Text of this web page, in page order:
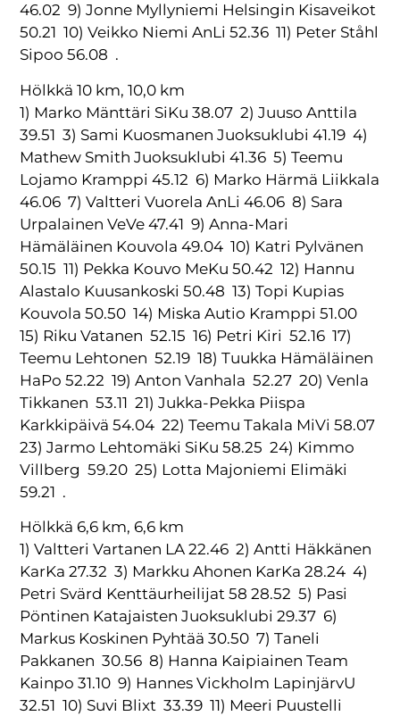
46.02 9) Jonne Myllyniemi Helsingin Kisaveikot
50.21 10) Veikko Niemi AnLi 52.36 11) Peter Ståhl
Sipoo 56.08 .
Hölkkä 10 km, 10,0 km
1) Marko Mänttäri SiKu 38.07 2) Juuso Anttila
39.51 3) Sami Kuosmanen Juoksuklubi 41.19 4)
Mathew Smith Juoksuklubi 41.36 5) Teemu
Lojamo Kramppi 45.12 6) Marko Härmä Liikkala
46.06 7) Valtteri Vuorela AnLi 46.06 8) Sara
Urpalainen VeVe 47.41 9) Anna-Mari
Hämäläinen Kouvola 49.04 10) Katri Pylvänen
50.15 11) Pekka Kouvo MeKu 50.42 12) Hannu
Alastalo Kuusankoski 50.48 13) Topi Kupias
Kouvola 50.50 14) Miska Autio Kramppi 51.00
15) Riku Vatanen 52.15 16) Petri Kiri 52.16 17)
Teemu Lehtonen 52.19 18) Tuukka Hämäläinen
HaPo 52.22 19) Anton Vanhala 52.27 20) Venla
Tikkanen 53.11 21) Jukka-Pekka Piispa
Karkkipäivä 54.04 22) Teemu Takala MiVi 58.07
23) Jarmo Lehtomäki SiKu 58.25 24) Kimmo
Villberg 59.20 25) Lotta Majoniemi Elimäki
59.21 .
Hölkkä 6,6 km, 6,6 km
1) Valtteri Vartanen LA 22.46 2) Antti Häkkänen
KarKa 27.32 3) Markku Ahonen KarKa 28.24 4)
Petri Svärd Kenttäurheilijat 58 28.52 5) Pasi
Pöntinen Katajaisten Juoksuklubi 29.37 6)
Markus Koskinen Pyhtää 30.50 7) Taneli
Pakkanen 30.56 8) Hanna Kaipiainen Team
Kainpo 31.10 9) Hannes Vickholm LapinjärvU
32.51 10) Suvi Blixt 33.39 11) Meeri Puustelli